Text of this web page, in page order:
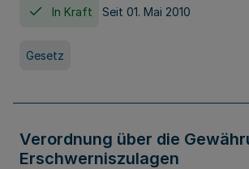
In Kraft Seit 01. Mai 2010
Gesetz
Verordnung über die
Erschwerniszulagen